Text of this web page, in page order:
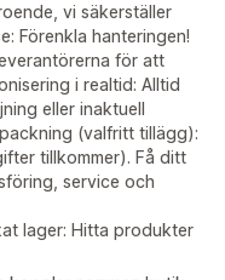
vi säkerställer
Förenkla hanteringen!
för att
i realtid: Alltid
eller inaktuell
(valfritt tillägg):
tillkommer). Få ditt
service och
lager: Hitta produkter